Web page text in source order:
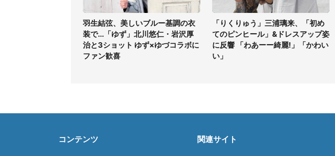
羽生結弦、美しいブルー基調の衣
装で...「ゆず」北川悠仁・岩沢厚
治と3ショット ゆず×ゆづコラボに
ファン歓喜
「りくりゅう」三浦璃来、「初め
てのピンヒール」&ドレスアップ姿
に反響 「わあーー綺麗!」「かわい
い」
コンテンツ 関連サイト